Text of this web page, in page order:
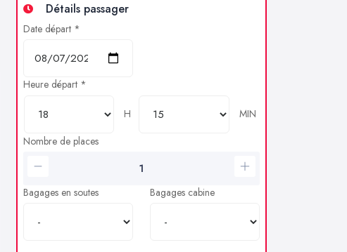
Détails passager
Date départ *
Heure départ *
H
MIN
Nombre de places
Bagages en soutes Bagages cabine